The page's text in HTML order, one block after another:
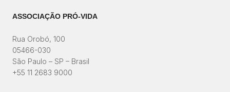
ASSOCIAÇÃO PRÓ-VIDA
Rua Orobó, 100
05466-030
São Paulo – SP – Brasil
+55 11 2683 9000